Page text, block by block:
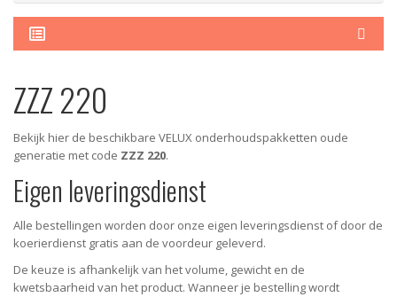
ZZZ 220
Bekijk hier de beschikbare VELUX onderhoudspakketten oude
generatie met code ZZZ 220.
Eigen leveringsdienst
Alle bestellingen worden door onze eigen leveringsdienst of door de
koerierdienst gratis aan de voordeur geleverd.
De keuze is afhankelijk van het volume, gewicht en de
kwetsbaarheid van het product. Wanneer je bestelling wordt